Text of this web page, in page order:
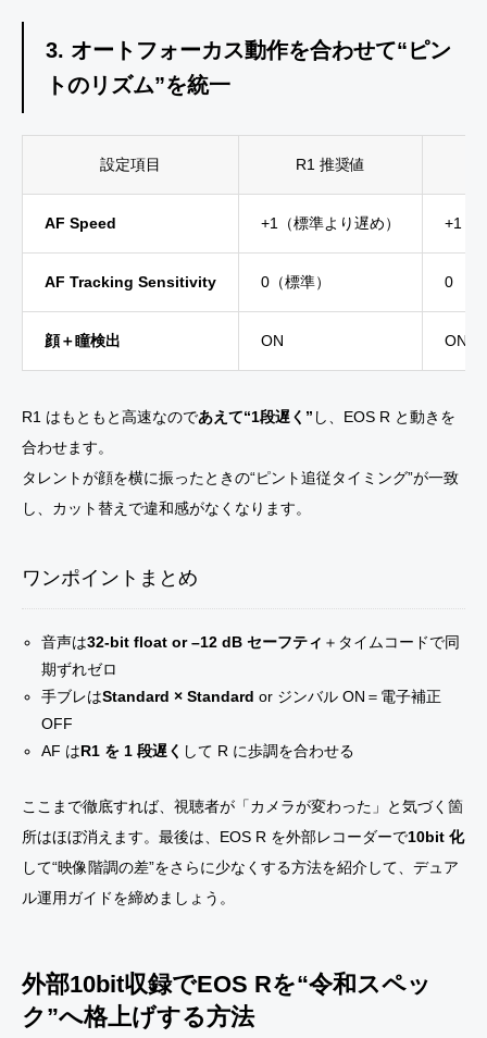
3. オートフォーカス動作を合わせて“ピン
トのリズム”を統一
設定項目 R1 推奨値
AF Speed +1（標準より遅め） +1（
AF Tracking Sensitivity 0（標準） 0
顔＋瞳検出 ON ON
R1 はもともと高速なのであえて“1段遅く” し、EOS R と動きを
合わせます。
タレントが顔を横に振ったときの“ピント追従タイミング”が一致
し、カット替えで違和感がなくなります。
ワンポイントまとめ
音声は32-bit float or –12 dB セーフティ ＋タイムコードで同
期ずれゼロ
手ブレはStandard × Standard or ジンバル ON＝電子補正
OFF
AF はR1 を 1 段遅く して R に歩調を合わせる
ここまで徹底すれば、視聴者が「カメラが変わった」と気づく箇
所はほぼ消えます。最後は、EOS R を外部レコーダーで10bit 化
して“映像階調の差”をさらに少なくする方法を紹介して、デュア
ル運用ガイドを締めましょう。
外部10bit収録でEOS Rを“令和スペッ
ク”へ格上げする方法